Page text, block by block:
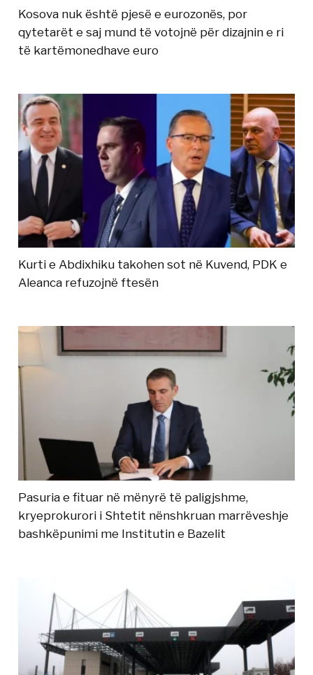
Kosova nuk është pjesë e eurozonës, por
qytetarët e saj mund të votojnë për dizajnin e ri
të kartëmonedhave euro
Kurti e Abdixhiku takohen sot në Kuvend, PDK e
Aleanca refuzojnë ftesën
Pasuria e fituar në mënyrë të paligjshme,
kryeprokurori i Shtetit nënshkruan marrëveshje
bashkëpunimi me Institutin e Bazelit